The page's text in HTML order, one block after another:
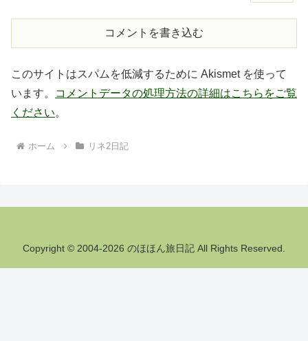
コメントを書き込む
このサイトはスパムを低減するために Akismet を使って
います。
コメントデータの処理方法の詳細はこちらをご覧
ください。
ホーム リネ2日記
Copyright © 2004-2026 のほほん旅日記 All Rights Reserved.